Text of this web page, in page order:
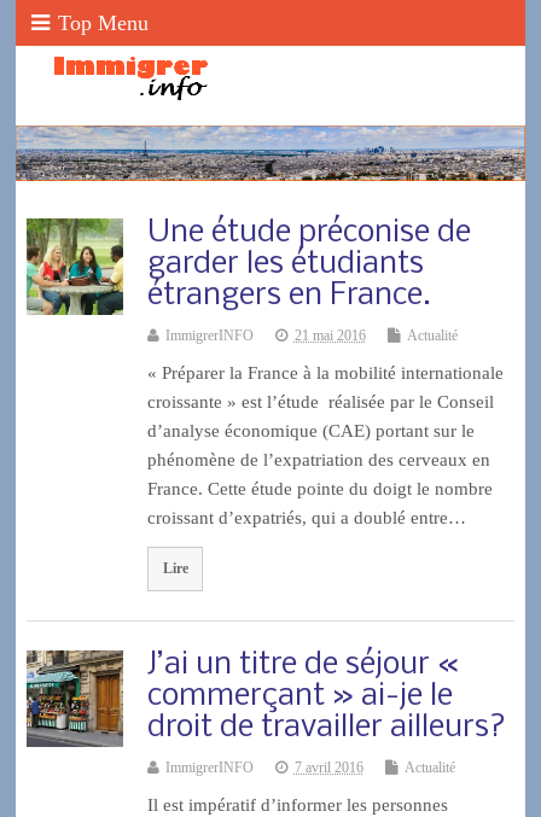
Top Menu
Une étude préconise de
garder les étudiants
étrangers en France.
ImmigrerINFO 21 mai 2016 Actualité
« Préparer la France à la mobilité internationale
croissante » est l’étude réalisée par le Conseil
d’analyse économique (CAE) portant sur le
phénomène de l’expatriation des cerveaux en
France. Cette étude pointe du doigt le nombre
croissant d’expatriés, qui a doublé entre…
Lire
J’ai un titre de séjour «
commerçant » ai-je le
droit de travailler ailleurs?
ImmigrerINFO 7 avril 2016 Actualité
Il est impératif d’informer les personnes